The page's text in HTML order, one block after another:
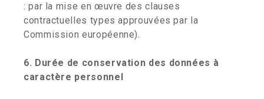
: par la mise en œuvre des clauses
contractuelles types approuvées par la
Commission européenne).
6. Durée de conservation des données à
caractère personnel